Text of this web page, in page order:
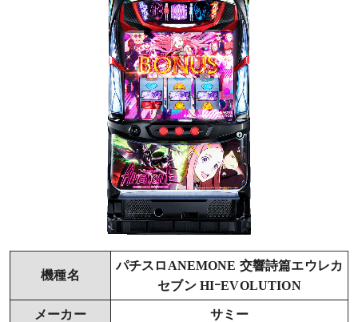
機種名
パチスロANEMONE 交響詩篇エウレカ
セブン HIｰEVOLUTION
メーカー サミー